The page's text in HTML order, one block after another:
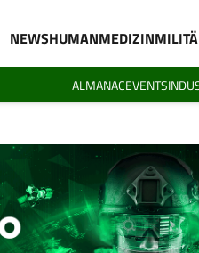
NEWSHUMANMEDIZIN
ALMANACEVENTS